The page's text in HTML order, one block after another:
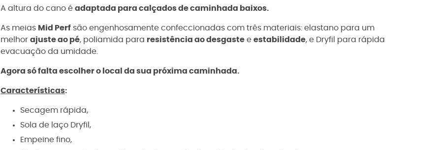
A altura do cano é adaptada para calçados de caminhada baixos.
As meias Mid Perf são engenhosamente confeccionadas com três materiais: elastano para um
melhor ajuste ao pé, poliamida para resistência ao desgaste e estabilidade, e Dryfil para rápida
evacuação da umidade.
Agora só falta escolher o local da sua próxima caminhada.
Características:
Secagem rápida,
Sola de laço Dryfil,
Empeine fino,